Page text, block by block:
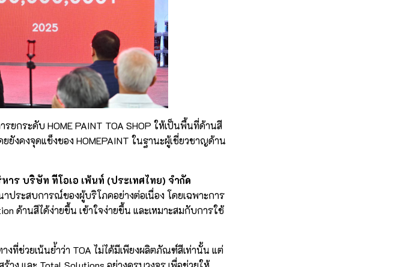
กระดับ HOME PAINT TOA SHOP ให้เป็นพื้นที่ด้านสี
งคงจุดแข็งของ HOMEPAINT ในฐานะผู้เชี่ยวชาญด้าน
ร บริษัท ทีโอเอ เพ้นท์ (ประเทศไทย) จำกัด
ประสบการณ์ของผู้บริโภคอย่างต่อเนื่อง โดยเฉพาะการ
ด้านสีได้ง่ายขึ้น เข้าใจง่ายขึ้น และเหมาะสมกับการใช้
งที่ช่วยเน้นย้ำว่า TOA ไม่ได้มีเพียงผลิตภัณฑ์สีเท่านั้น แต่